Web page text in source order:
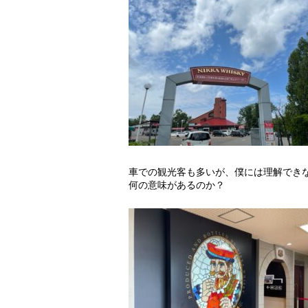
車での観光客も多いが、僕には理解でき
何の意味があるのか？